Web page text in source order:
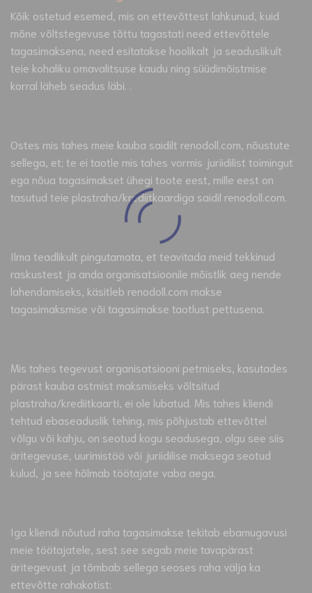
Kõik ostetud esemed, mis on ettevõttest lahkunud, kuid
mõne võltstegevuse tõttu tagastati need ettevõttele
tagasimaksena, need esitatakse hoolikalt ja seaduslikult
teie kohaliku omavalitsuse kaudu ning süüdimõistmise
korral läheb seadus läbi. .
Ostes mis tahes meie kauba saidilt renodoll.com, nõustute
sellega, et; te ei taotle mis tahes vormis juriidilist toimingut
ega nõua tagasimakset ühegi toote eest, mille eest on
tasutud teie plastraha/krediitkaardiga saidil renodoll.com.
Ilma teadlikult pingutamata, et teavitada meid tekkinud
raskustest ja anda organisatsioonile mõistlik aeg nende
lahendamiseks, käsitleb renodoll.com makse
tagasimaksmise või tagasimakse taotlust pettusena.
Mis tahes tegevust organisatsiooni petmiseks, kasutades
pärast kauba ostmist maksmiseks võltsitud
plastraha/krediitkaarti, ei ole lubatud. Mis tahes kliendi
tehtud ebaseaduslik tehing, mis põhjustab ettevõttel
võlgu või kahju, on seotud kogu seadusega, olgu see siis
äritegevuse, uurimistöö või juriidilise maksega seotud
kulud, ja see hõlmab töötajate vaba aega.
Iga kliendi nõutud raha tagasimakse tekitab ebamugavusi
meie töötajatele, sest see segab meie tavapärast
äritegevust ja tõmbab sellega seoses raha välja ka
ettevõtte rahakotist: